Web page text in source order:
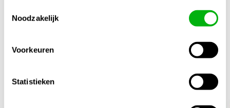
Noodzakelijk
Voorkeuren
Statistieken